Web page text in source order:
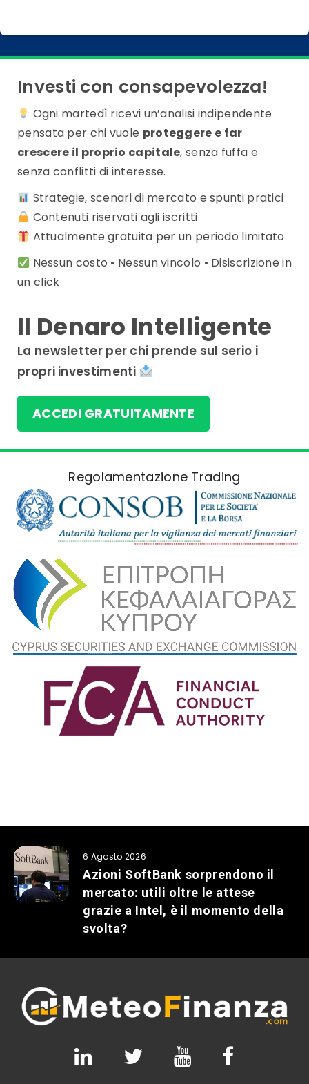
Investi con consapevolezza!
Ogni martedì ricevi un’analisi indipendente
pensata per chi vuole proteggere e far
crescere il proprio capitale, senza fuffa e
senza conflitti di interesse.
Strategie, scenari di mercato e spunti pratici
Contenuti riservati agli iscritti
Attualmente gratuita per un periodo limitato
Nessun costo • Nessun vincolo • Disiscrizione in
un click
Il Denaro Intelligente
La newsletter per chi prende sul serio i
propri investimenti
ACCEDI GRATUITAMENTE
Regolamentazione Trading
6 Agosto 2026
Azioni SoftBank sorprendono il
mercato: utili oltre le attese
grazie a Intel, è il momento della
svolta?